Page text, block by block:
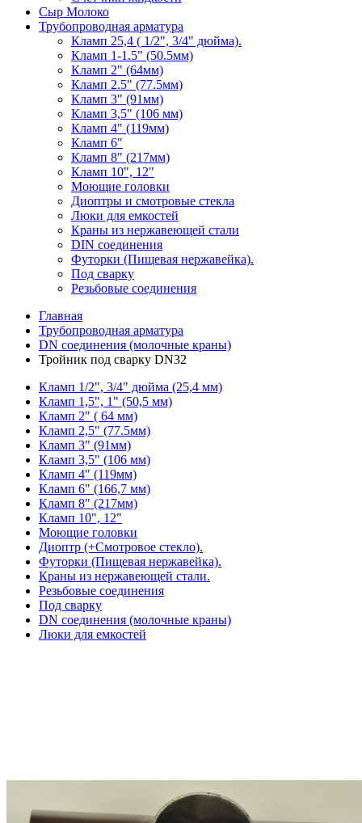
Сыр Молоко
Трубопроводная арматура
Кламп 25,4 ( 1/2", 3/4" дюйма).
Кламп 1-1.5" (50.5мм)
Кламп 2" (64мм)
Кламп 2.5" (77.5мм)
Кламп 3" (91мм)
Кламп 3,5" (106 мм)
Кламп 4" (119мм)
Кламп 6"
Кламп 8" (217мм)
Кламп 10", 12"
Моющие головки
Диоптры и смотровые стекла
Люки для емкостей
Краны из нержавеющей стали
DIN соединения
Футорки (Пищевая нержавейка).
Под сварку
Резьбовые соединения
Главная
Трубопроводная арматура
DN соединения (молочные краны)
Тройник под сварку DN32
Кламп 1/2", 3/4" дюйма (25,4 мм)
Кламп 1,5", 1" (50,5 мм)
Кламп 2" ( 64 мм)
Кламп 2,5" (77.5мм)
Кламп 3" (91мм)
Кламп 3,5" (106 мм)
Кламп 4" (119мм)
Кламп 6" (166,7 мм)
Кламп 8" (217мм)
Кламп 10", 12"
Моющие головки
Диоптр (+Смотровое стекло).
Футорки (Пищевая нержавейка).
Краны из нержавеющей стали.
Резьбовые соединения
Под сварку
DN соединения (молочные краны)
Люки для емкостей